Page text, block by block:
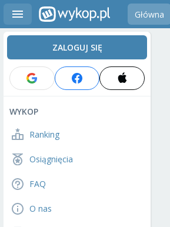
Główna
ZALOGUJ SIĘ
WYKOP
Ranking
Osiągnięcia
FAQ
O nas